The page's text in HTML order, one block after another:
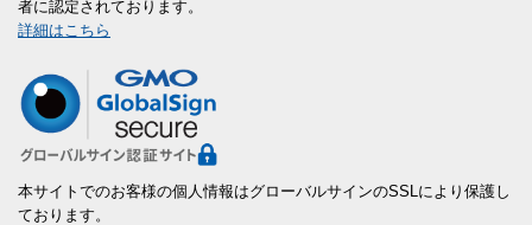
者に認定されております。
詳細はこちら
本サイトでのお客様の個人情報はグローバルサインのSSLにより保護し
ております。